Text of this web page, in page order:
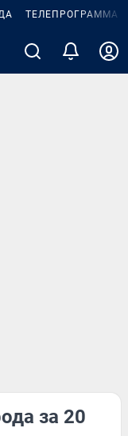
ТЕЛЕПРОГРАММА
за 20